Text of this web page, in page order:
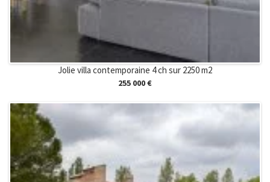
Jolie villa contemporaine 4 ch sur 2250 m2
255 000 €